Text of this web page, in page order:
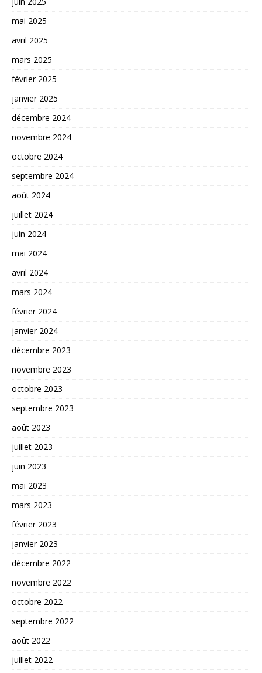
mai 2025
avril 2025
mars 2025
février 2025
janvier 2025
décembre 2024
novembre 2024
octobre 2024
septembre 2024
août 2024
juillet 2024
juin 2024
mai 2024
avril 2024
mars 2024
février 2024
janvier 2024
décembre 2023
novembre 2023
octobre 2023
septembre 2023
août 2023
juillet 2023
juin 2023
mai 2023
mars 2023
février 2023
janvier 2023
décembre 2022
novembre 2022
octobre 2022
septembre 2022
août 2022
juillet 2022